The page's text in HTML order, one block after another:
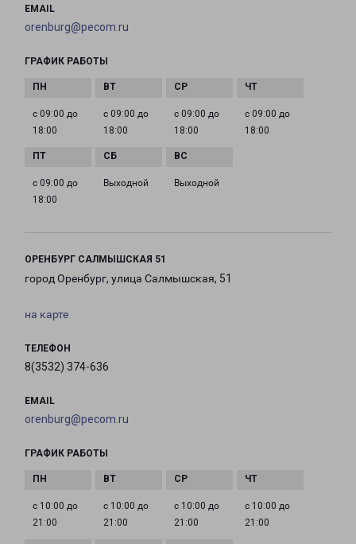
EMAIL
orenburg@pecom.ru
ГРАФИК РАБОТЫ
с 09:00 до
18:00
с 09:00 до
18:00
с 09:00 до
18:00
с 09:00 до
18:00
с 09:00 до
18:00
Выходной Выходной
ОРЕНБУРГ САЛМЫШСКАЯ 51
город Оренбург, улица Салмышская, 51
на карте
ТЕЛЕФОН
8(3532) 374-636
EMAIL
orenburg@pecom.ru
ГРАФИК РАБОТЫ
с 10:00 до
21:00
с 10:00 до
21:00
с 10:00 до
21:00
с 10:00 до
21:00